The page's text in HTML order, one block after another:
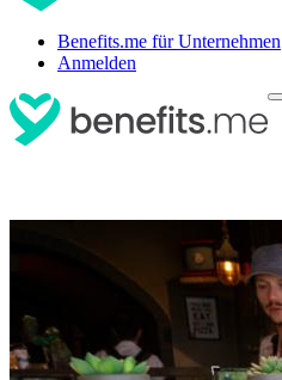
Benefits.me für Unternehmen
Anmelden